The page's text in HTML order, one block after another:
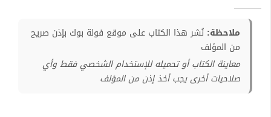
ملاحظة: نُشر هذا الكتاب على موقع فولة بوك بإذن صريح
من المؤلف
معاينة الكتاب أو تحميله للإستخدام الشخصي فقط وأي
صلاحيات أخرى يجب أخذ إذن من المؤلف